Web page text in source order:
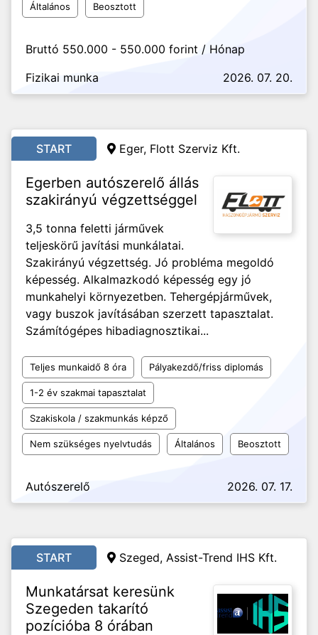
Általános Beosztott
Bruttó 550.000 - 550.000 forint / Hónap
Fizikai munka
2026. 07. 20.
START Eger, Flott Szerviz Kft.
Egerben autószerelő állás
szakirányú végzettséggel
3,5 tonna feletti járművek
teljeskörű javítási munkálatai.
Szakirányú végzettség. Jó probléma megoldó
képesség. Alkalmazkodó képesség egy jó
munkahelyi környezetben. Tehergépjárművek,
vagy buszok javításában szerzett tapasztalat.
Számítógépes hibadiagnosztikai...
Teljes munkaidő 8 óra Pályakezdő/friss diplomás
1-2 év szakmai tapasztalat
Szakiskola / szakmunkás képző
Nem szükséges nyelvtudás Általános Beosztott
Autószerelő 2026. 07. 17.
START Szeged, Assist-Trend IHS Kft.
Munkatársat keresünk
Szegeden takarító
pozícióba 8 órában